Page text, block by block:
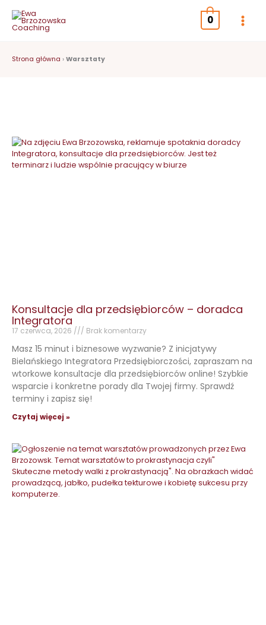
treści
0
Strona główna › Warsztaty
Konsultacje dla przedsiębiorców – doradca
Integratora
17 czerwca, 2026 Brak komentarzy
Masz 15 minut i biznesowe wyzwanie? Z inicjatywy
Bielańskiego Integratora Przedsiębiorczości, zapraszam na
wtorkowe konsultacje dla przedsiębiorców online! Szybkie
wsparcie i konkretne porady dla Twojej firmy. Sprawdź
terminy i zapisz się!
Czytaj więcej »
Strona
Strona